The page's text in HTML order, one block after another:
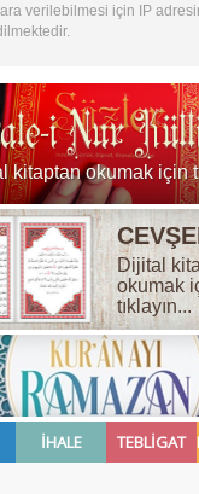
verilebilmesi için IP
kitaptan okumak için
Dijital
okumak
tıklayın...